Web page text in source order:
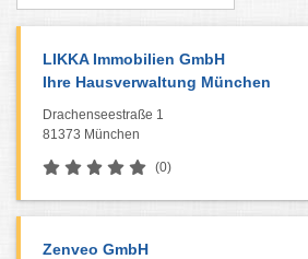
LIKKA Immobilien GmbH
Ihre Hausverwaltung München
Drachenseestraße 1
81373 München
(0)
Zenveo GmbH